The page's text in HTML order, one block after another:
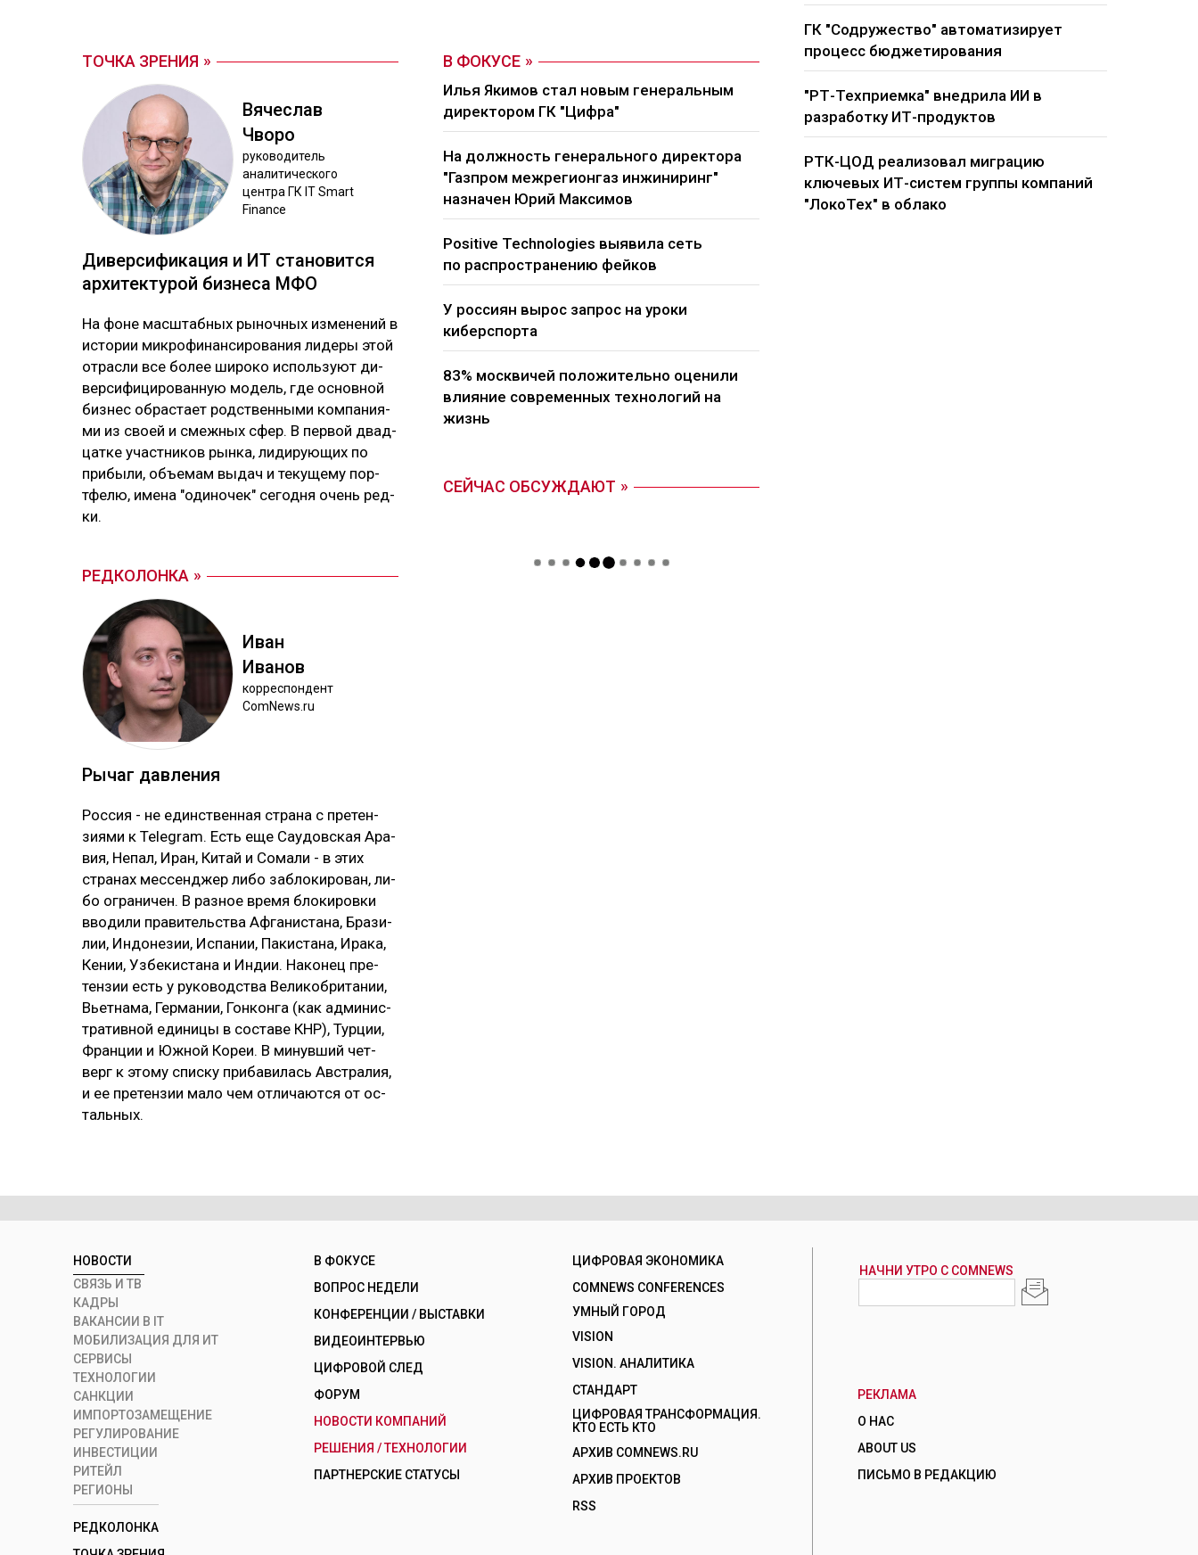
ТОЧКА ЗРЕНИЯ
Вя­чес­лав
Чво­ро
ру­ково­дитель
ана­лити­чес­ко­го
цен­тра ГК IT Smart
Finance
Ди­вер­си­фика­ция и ИТ ста­новит­ся
ар­хи­тек­ту­рой биз­не­са МФО
На фо­не мас­штаб­ных ры­ноч­ных из­ме­не­ний в
ис­то­рии мик­ро­фи­нан­си­ро­ва­ния ли­де­ры этой
от­рас­ли все бо­лее ши­ро­ко ис­поль­зуют ди­
вер­си­фи­ци­ро­ван­ную мо­дель, где ос­нов­ной
биз­нес об­рас­тает родс­твен­ны­ми ком­па­ния­
ми из своей и смеж­ных сфер. В пер­вой двад­
цат­ке учас­тни­ков рын­ка, ли­ди­рую­щих по
при­бы­ли, объ­емам вы­дач и те­ку­ще­му пор­
тфе­лю, име­на "оди­но­чек" се­год­ня очень ред­
ки.
РЕДКОЛОНКА
Иван
Ива­нов
кор­рес­пон­дент
ComNews.ru
Ры­чаг дав­ле­ния
Рос­сия - не единс­твен­ная стра­на с пре­тен­
зия­ми к Telegram. Есть еще Сау­дов­ская Ара­
вия, Не­пал, Иран, Ки­тай и Со­ма­ли - в этих
стра­нах мес­сен­джер ли­бо заб­ло­ки­ро­ван, ли­
бо ог­ра­ни­чен. В раз­ное вре­мя бло­ки­ров­ки
вво­ди­ли пра­ви­тель­ства Аф­га­нис­та­на, Бра­зи­
лии, Ин­до­не­зии, Ис­па­нии, Па­кис­та­на, Ира­ка,
Ке­нии, Уз­бе­кис­та­на и Ин­дии. На­ко­нец пре­
тен­зии есть у ру­ко­водс­тва Ве­ли­коб­ри­та­нии,
Вь­ет­на­ма, Гер­ма­нии, Гон­кон­га (как ад­ми­нис­
тра­тив­ной еди­ни­цы в сос­та­ве КНР), Тур­ции,
Фран­ции и Юж­ной Ко­реи. В ми­нув­ший чет­
верг к это­му спис­ку при­ба­ви­лась Авс­тра­лия,
и ее пре­тен­зии ма­ло чем от­ли­чают­ся от ос­
таль­ных.
В ФОКУСЕ
Илья Якимов стал новым генеральным
директором ГК "Цифра"
На должность генерального директора
"Газпром межрегионгаз инжиниринг"
назначен Юрий Максимов
Positive Technologies выявила сеть
по распространению фейков
У россиян вырос запрос на уроки
киберспорта
83% москвичей положительно оценили
влияние современных технологий на
жизнь
СЕЙЧАС ОБСУЖДАЮТ
ГК "Содружество" автоматизирует
процесс бюджетирования
"РТ-Техприемка" внедрила ИИ в
разработку ИТ-продуктов
РТК-ЦОД реализовал миграцию
ключевых ИТ-систем группы компаний
"ЛокоТех" в облако
НОВОСТИ
СВЯЗЬ И ТВ
КАДРЫ
ВАКАНСИИ В IT
МОБИЛИЗАЦИЯ ДЛЯ ИТ
СЕРВИСЫ
ТЕХНОЛОГИИ
САНКЦИИ
ИМПОРТОЗАМЕЩЕНИЕ
РЕГУЛИРОВАНИЕ
ИНВЕСТИЦИИ
РИТЕЙЛ
РЕГИОНЫ
РЕДКОЛОНКА
В ФОКУСЕ
ВОПРОС НЕДЕЛИ
КОНФЕРЕНЦИИ / ВЫСТАВКИ
ВИДЕОИНТЕРВЬЮ
ЦИФРОВОЙ СЛЕД
ФОРУМ
НОВОСТИ КОМПАНИЙ
РЕШЕНИЯ / ТЕХНОЛОГИИ
ПАРТНЕРСКИЕ СТАТУСЫ
ЦИФРОВАЯ ЭКОНОМИКА
COMNEWS CONFERENCES
УМНЫЙ ГОРОД
VISION
VISION. АНАЛИТИКА
СТАНДАРТ
ЦИФРОВАЯ ТРАНСФОРМАЦИЯ.
КТО ЕСТЬ КТО
АРХИВ COMNEWS.RU
АРХИВ ПРОЕКТОВ
RSS
РЕКЛАМА
О НАС
ABOUT US
ПИСЬМО В РЕДАКЦИЮ